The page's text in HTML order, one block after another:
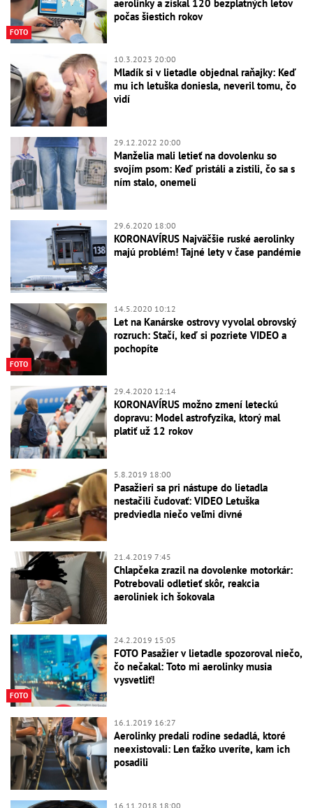
FOTO
aerolinky a získal 120 bezplatných letov
počas šiestich rokov
10.3.2023 20:00
Mladík si v lietadle objednal raňajky: Keď
mu ich letuška doniesla, neveril tomu, čo
vidí
29.12.2022 20:00
Manželia mali letieť na dovolenku so
svojím psom: Keď pristáli a zistili, čo sa s
ním stalo, onemeli
29.6.2020 18:00
KORONAVÍRUS Najväčšie ruské aerolinky
majú problém! Tajné lety v čase pandémie
FOTO
14.5.2020 10:12
Let na Kanárske ostrovy vyvolal obrovský
rozruch: Stačí, keď si pozriete VIDEO a
pochopíte
29.4.2020 12:14
KORONAVÍRUS možno zmení leteckú
dopravu: Model astrofyzika, ktorý mal
platiť už 12 rokov
5.8.2019 18:00
Pasažieri sa pri nástupe do lietadla
nestačili čudovať: VIDEO Letuška
predviedla niečo veľmi divné
21.4.2019 7:45
Chlapčeka zrazil na dovolenke motorkár:
Potrebovali odletieť skôr, reakcia
aeroliniek ich šokovala
FOTO
24.2.2019 15:05
FOTO Pasažier v lietadle spozoroval niečo,
čo nečakal: Toto mi aerolinky musia
vysvetliť!
16.1.2019 16:27
Aerolinky predali rodine sedadlá, ktoré
neexistovali: Len ťažko uveríte, kam ich
posadili
16.11.2018 18:00